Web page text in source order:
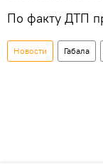
По факту ДТП
Новости Габала